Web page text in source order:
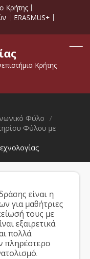
Κρήτης
ERASMUS+
Κρήτης
Φύλο
Φύλου με
είναι η
για μαθήτριες
τους με
εξαιρετικά
πολλά
πληρέστερο